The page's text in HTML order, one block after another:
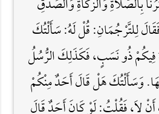
لِلتَّرْجُمَانِ: قُلْ لَهُ: سَأَلْتُكَ
ذُو نَسَبٍ، فَكَذَلِكَ الرُّسُلُ
وَسَأَلْتُكَ هَلْ قَالَ أَحَدٌ مِنْكُمْ